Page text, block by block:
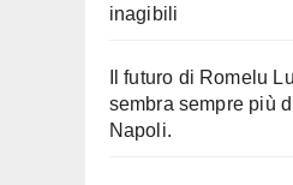
inagibili
Il futuro di Romelu
sembra sempre più
Napoli.